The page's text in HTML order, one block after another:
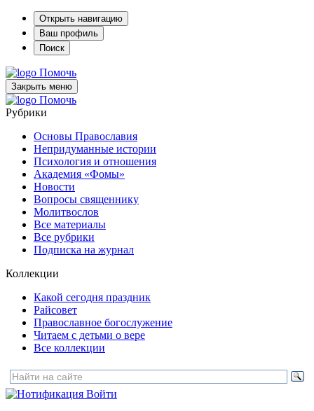
Открыть навигацию
Ваш профиль
Поиск
Помочь
Закрыть меню
Помочь
Рубрики
Основы Православия
Непридуманные истории
Психология и отношения
Академия «Фомы»
Новости
Вопросы священнику
Молитвослов
Все материалы
Все рубрики
Подписка на журнал
Коллекции
Какой сегодня праздник
Райсовет
Православное богослужение
Читаем с детьми о вере
Все коллекции
Войти